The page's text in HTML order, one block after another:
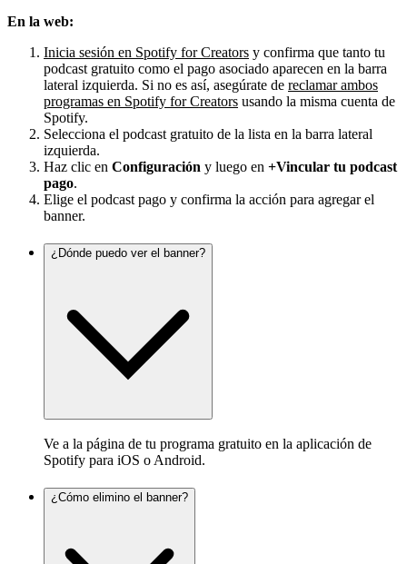
En la web:
Inicia sesión en Spotify for Creators y confirma que tanto tu
podcast gratuito como el pago asociado aparecen en la barra
lateral izquierda. Si no es así, asegúrate de reclamar ambos
programas en Spotify for Creators usando la misma cuenta de
Spotify.
Selecciona el podcast gratuito de la lista en la barra lateral
izquierda.
Haz clic en Configuración y luego en +Vincular tu podcast
pago.
Elige el podcast pago y confirma la acción para agregar el
banner.
¿Dónde puedo ver el banner?
Ve a la página de tu programa gratuito en la aplicación de
Spotify para iOS o Android.
¿Cómo elimino el banner?